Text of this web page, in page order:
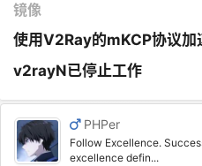
镜像
使用V2Ray的mKCP协议加
v2rayN已停止工作
PHPer
Follow Excellence.
excellence defin...